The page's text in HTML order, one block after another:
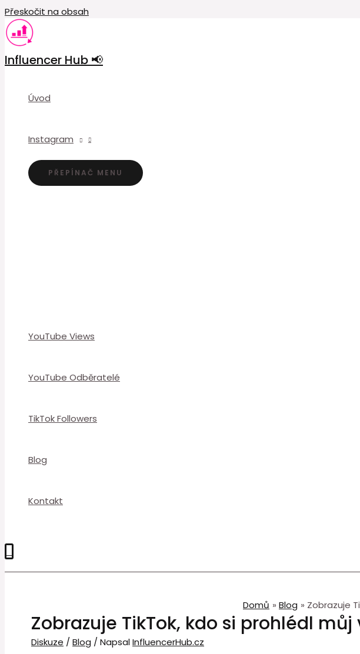
Přeskočit na obsah
Influencer Hub 📢
Úvod
Instagram
PŘEPÍNAČ MENU
YouTube Views
YouTube Odběratelé
TikTok Followers
Blog
Kontakt
Domů Blog Zobrazuje
Zobrazuje TikTok, kdo si prohlédl můj
Diskuze / Blog / NapsalInfluencerHub.cz